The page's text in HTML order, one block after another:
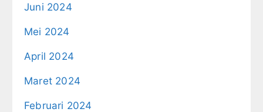
Juni 2024
Mei 2024
April 2024
Maret 2024
Februari 2024